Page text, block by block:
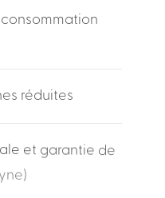
consommation
réduites
et garantie de